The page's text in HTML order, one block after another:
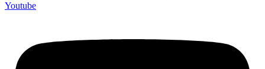
Youtube